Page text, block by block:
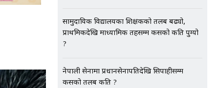
सामुदायिक विद्यालयका शिक्षकको तलब बढ्यो,
प्राथमिकदेखि माध्यामिक तहसम्म कसको कति पुग्यो
?
नेपाली सेनामा प्रधानसेनापतिदेखि सिपाहीसम्म
कसको तलब कति ?